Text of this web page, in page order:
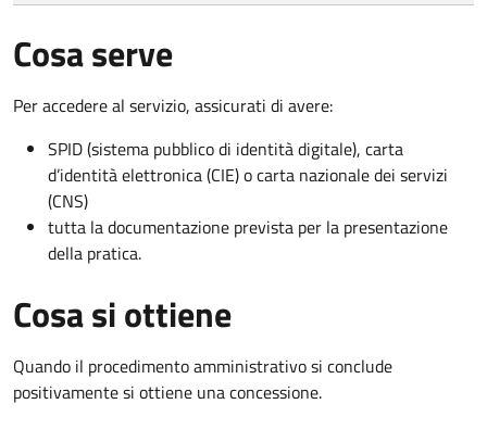
Cosa serve
Per accedere al servizio, assicurati di avere:
SPID (sistema pubblico di identità digitale), carta
d’identità elettronica (CIE) o carta nazionale dei servizi
(CNS)
tutta la documentazione prevista per la presentazione
della pratica.
Cosa si ottiene
Quando il procedimento amministrativo si conclude
positivamente si ottiene una concessione.